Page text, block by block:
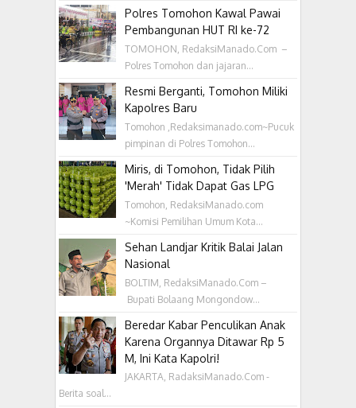
Polres Tomohon Kawal Pawai
Pembangunan HUT RI ke-72
TOMOHON, RedaksiManado.Com –
Polres Tomohon dan jajaran...
Resmi Berganti, Tomohon Miliki
Kapolres Baru
Tomohon ,Redaksimanado.com~Pucuk
pimpinan di Polres Tomohon...
Miris, di Tomohon, Tidak Pilih
'Merah' Tidak Dapat Gas LPG
Tomohon, RedaksiManado.com
~Komisi Pemilihan Umum Kota...
Sehan Landjar Kritik Balai Jalan
Nasional
BOLTIM, RedaksiManado.Com –
Bupati Bolaang Mongondow...
Beredar Kabar Penculikan Anak
Karena Organnya Ditawar Rp 5
M, Ini Kata Kapolri!
JAKARTA, RadaksiManado.Com -
Berita soal...